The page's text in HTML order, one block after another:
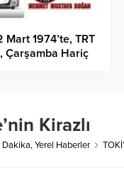
Mart 1974’te, TRT
Çarşamba Hariç
Kirazlı
Dakika,Yerel Haberler